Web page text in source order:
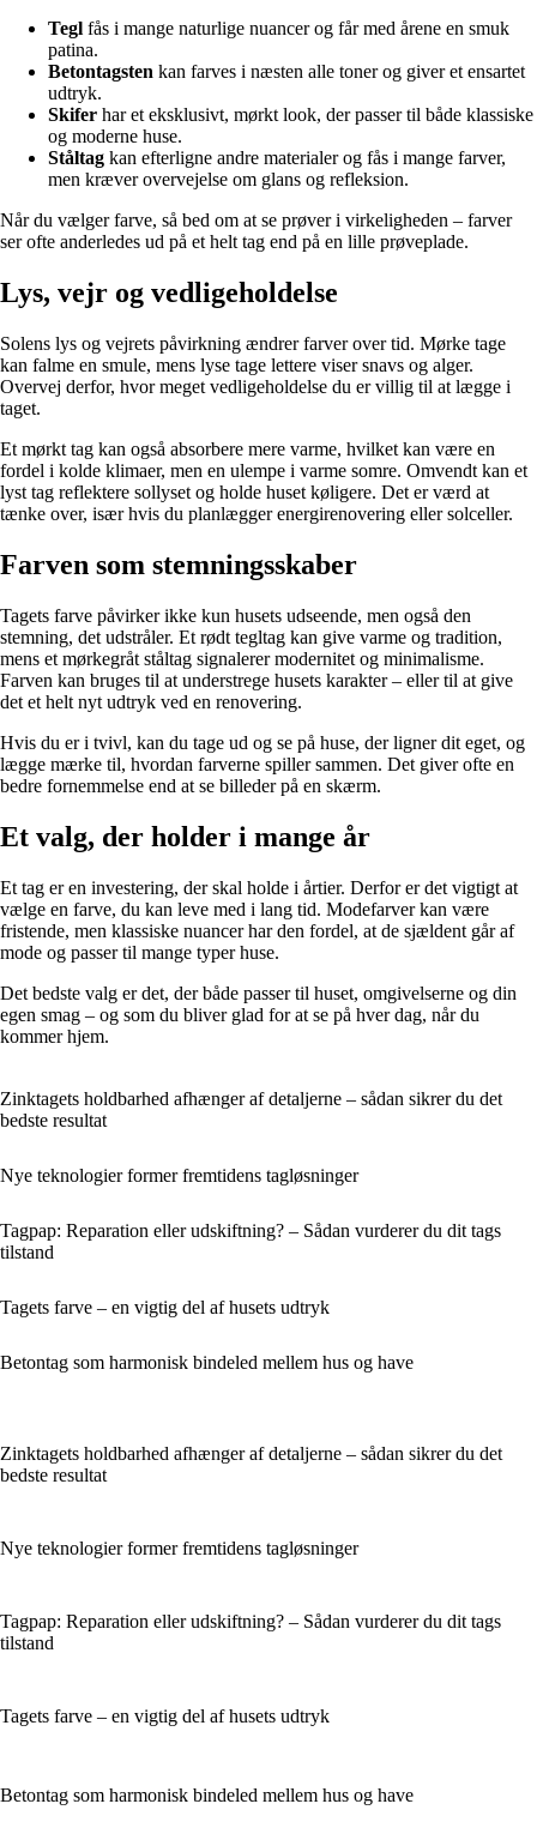
Tegl fås i mange naturlige nuancer og får med årene en smuk
patina.
Betontagsten kan farves i næsten alle toner og giver et ensartet
udtryk.
Skifer har et eksklusivt, mørkt look, der passer til både klassiske
og moderne huse.
Ståltag kan efterligne andre materialer og fås i mange farver,
men kræver overvejelse om glans og refleksion.
Når du vælger farve, så bed om at se prøver i virkeligheden – farver
ser ofte anderledes ud på et helt tag end på en lille prøveplade.
Lys, vejr og vedligeholdelse
Solens lys og vejrets påvirkning ændrer farver over tid. Mørke tage
kan falme en smule, mens lyse tage lettere viser snavs og alger.
Overvej derfor, hvor meget vedligeholdelse du er villig til at lægge i
taget.
Et mørkt tag kan også absorbere mere varme, hvilket kan være en
fordel i kolde klimaer, men en ulempe i varme somre. Omvendt kan et
lyst tag reflektere sollyset og holde huset køligere. Det er værd at
tænke over, især hvis du planlægger energirenovering eller solceller.
Farven som stemningsskaber
Tagets farve påvirker ikke kun husets udseende, men også den
stemning, det udstråler. Et rødt tegltag kan give varme og tradition,
mens et mørkegråt ståltag signalerer modernitet og minimalisme.
Farven kan bruges til at understrege husets karakter – eller til at give
det et helt nyt udtryk ved en renovering.
Hvis du er i tvivl, kan du tage ud og se på huse, der ligner dit eget, og
lægge mærke til, hvordan farverne spiller sammen. Det giver ofte en
bedre fornemmelse end at se billeder på en skærm.
Et valg, der holder i mange år
Et tag er en investering, der skal holde i årtier. Derfor er det vigtigt at
vælge en farve, du kan leve med i lang tid. Modefarver kan være
fristende, men klassiske nuancer har den fordel, at de sjældent går af
mode og passer til mange typer huse.
Det bedste valg er det, der både passer til huset, omgivelserne og din
egen smag – og som du bliver glad for at se på hver dag, når du
kommer hjem.
Zinktagets holdbarhed afhænger af detaljerne – sådan sikrer du det
bedste resultat
Nye teknologier former fremtidens tagløsninger
Tagpap: Reparation eller udskiftning? – Sådan vurderer du dit tags
tilstand
Tagets farve – en vigtig del af husets udtryk
Betontag som harmonisk bindeled mellem hus og have
Zinktagets holdbarhed afhænger af detaljerne – sådan sikrer du det
bedste resultat
Nye teknologier former fremtidens tagløsninger
Tagpap: Reparation eller udskiftning? – Sådan vurderer du dit tags
tilstand
Tagets farve – en vigtig del af husets udtryk
Betontag som harmonisk bindeled mellem hus og have